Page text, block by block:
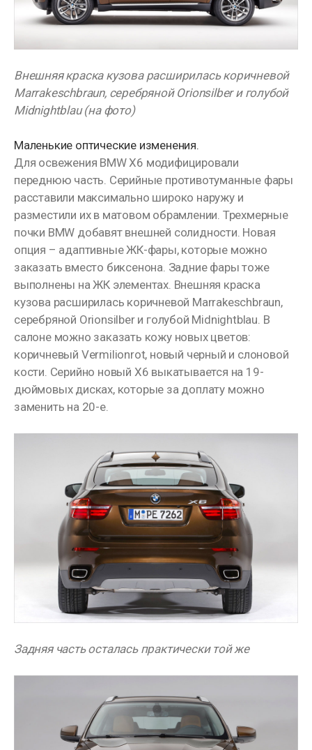
Внешняя краска кузова расширилась коричневой
Marrakeschbraun, серебряной Orionsilber и голубой
Midnightblau (на фото)
Маленькие оптические изменения.
Для освежения BMW X6 модифицировали
переднюю часть. Серийные противотуманные фары
расставили максимально широко наружу и
разместили их в матовом обрамлении. Трехмерные
почки BMW добавят внешней солидности. Новая
опция – адаптивные ЖК-фары, которые можно
заказать вместо биксенона. Задние фары тоже
выполнены на ЖК элементах. Внешняя краска
кузова расширилась коричневой Marrakeschbraun,
серебряной Orionsilber и голубой Midnightblau. В
салоне можно заказать кожу новых цветов:
коричневый Vermilionrot, новый черный и слоновой
кости. Серийно новый X6 выкатывается на 19-
дюймовых дисках, которые за доплату можно
заменить на 20-е.
Задняя часть осталась практически той же